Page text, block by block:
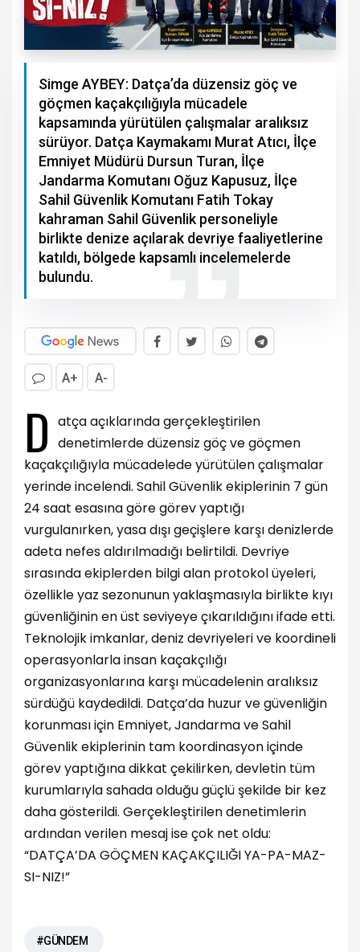
Simge AYBEY: Datça’da düzensiz göç ve
göçmen kaçakçılığıyla mücadele
kapsamında yürütülen çalışmalar aralıksız
sürüyor. Datça Kaymakamı Murat Atıcı, İlçe
Emniyet Müdürü Dursun Turan, İlçe
Jandarma Komutanı Oğuz Kapusuz, İlçe
Sahil Güvenlik Komutanı Fatih Tokay
kahraman Sahil Güvenlik personeliyle
birlikte denize açılarak devriye faaliyetlerine
katıldı, bölgede kapsamlı incelemelerde
bulundu.
A+ A-
D atça açıklarında gerçekleştirilen
denetimlerde düzensiz göç ve göçmen
kaçakçılığıyla mücadelede yürütülen çalışmalar
yerinde incelendi. Sahil Güvenlik ekiplerinin 7 gün
24 saat esasına göre görev yaptığı
vurgulanırken, yasa dışı geçişlere karşı denizlerde
adeta nefes aldırılmadığı belirtildi. Devriye
sırasında ekiplerden bilgi alan protokol üyeleri,
özellikle yaz sezonunun yaklaşmasıyla birlikte kıyı
güvenliğinin en üst seviyeye çıkarıldığını ifade etti.
Teknolojik imkanlar, deniz devriyeleri ve koordineli
operasyonlarla insan kaçakçılığı
organizasyonlarına karşı mücadelenin aralıksız
sürdüğü kaydedildi. Datça’da huzur ve güvenliğin
korunması için Emniyet, Jandarma ve Sahil
Güvenlik ekiplerinin tam koordinasyon içinde
görev yaptığına dikkat çekilirken, devletin tüm
kurumlarıyla sahada olduğu güçlü şekilde bir kez
daha gösterildi. Gerçekleştirilen denetimlerin
ardından verilen mesaj ise çok net oldu:
“DATÇA’DA GÖÇMEN KAÇAKÇILIĞI YA-PA-MAZ-
SI-NIZ!”
#GÜNDEM